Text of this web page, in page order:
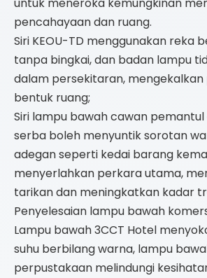
pencahayaan dan ruang.
Siri KEOU-TD menggunakan reka
tanpa bingkai, dan badan lampu
dalam persekitaran,
bentuk ruang;
Siri lampu bawah cawan
serba boleh menyuntik sorotan
adegan seperti kedai barang
menyerlahkan perkara utama,
tarikan dan meningkatkan kadar
Penyelesaian lampu bawah
Lampu bawah 3CCT Hotel
suhu berbilang warna, lampu
perpustakaan melindungi